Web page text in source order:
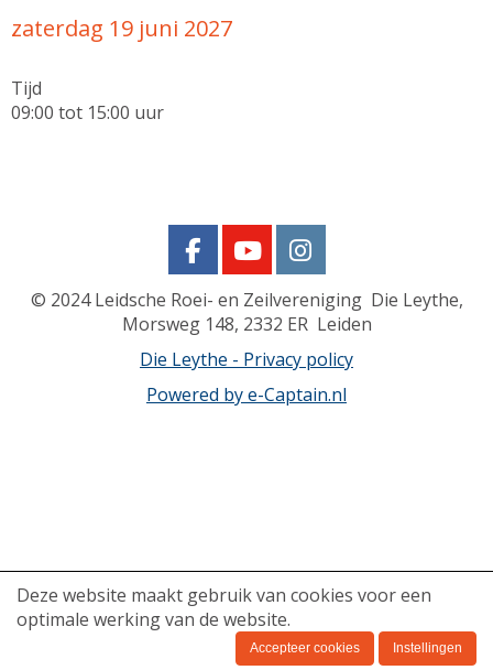
zaterdag 19 juni 2027
Tijd
09:00 tot 15:00 uur
© 2024Leidsche Roei- en Zeilvereniging Die Leythe,
Morsweg 148, 2332 ER Leiden
Die Leythe - Privacy policy
Deze website maakt gebruik van cookies voor een
optimale werking van de website.
Accepteer cookies Instellingen
Powered by e-Captain.nl